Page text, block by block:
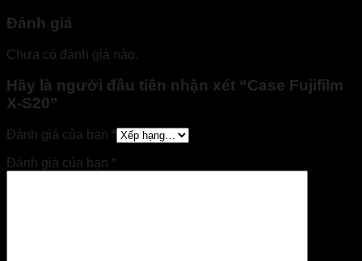
Đánh giá
Chưa có đánh giá nào.
Hãy là người đầu tiên nhận xét “Case Fujifilm
X-S20”
Đánh giá của bạn *
Đánh giá của bạn *